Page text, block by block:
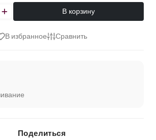
В корзину
В избранное Сравнить
Поделиться